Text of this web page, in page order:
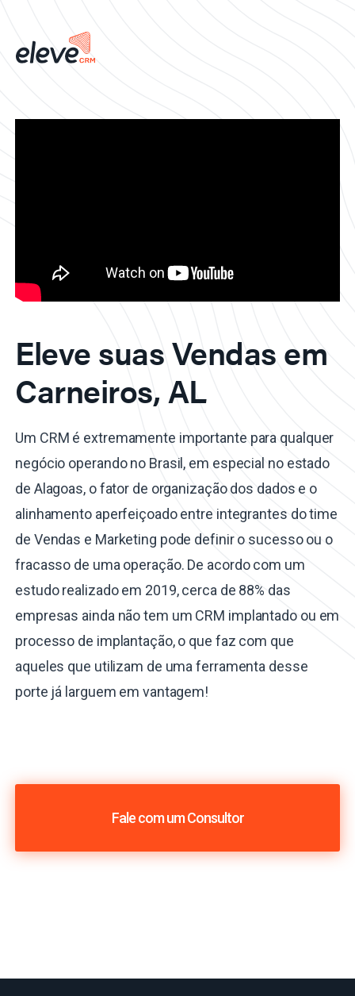
Eleve suas Vendas em
Carneiros, AL
Um CRM é extremamente importante para qualquer
negócio operando no Brasil, em especial no estado
de Alagoas, o fator de organização dos dados e o
alinhamento aperfeiçoado entre integrantes do time
de Vendas e Marketing pode definir o sucesso ou o
fracasso de uma operação. De acordo com um
estudo realizado em 2019, cerca de 88% das
empresas ainda não tem um CRM implantado ou em
processo de implantação, o que faz com que
aqueles que utilizam de uma ferramenta desse
porte já larguem em vantagem!
Fale com um Consultor